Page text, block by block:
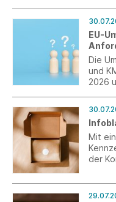
EU-
Die
und
2026
Mit
der